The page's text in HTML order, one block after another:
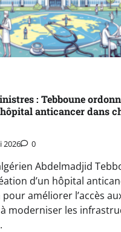
: Tebboune
anticancer dans
2026 0
Abdelmadjid
d’un hôpital
améliorer l’accès
moderniser les